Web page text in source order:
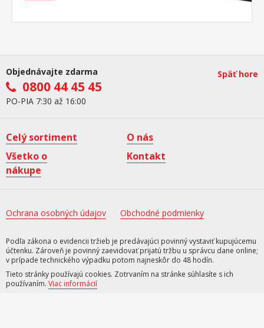
Objednávajte zdarma
0800 44 45 45
PO-PIA 7:30 až 16:00
Späť hore
Celý sortiment
O nás
Všetko o
nákupe
Kontakt
Ochrana osobných údajov Obchodné podmienky
Podľa zákona o evidencii tržieb je predávajúci povinný vystaviť kupujúcemu
účtenku. Zároveň je povinný zaevidovať prijatú tržbu u správcu dane online;
v prípade technického výpadku potom najneskôr do 48 hodín.
Tieto stránky používajú cookies. Zotrvaním na stránke súhlasíte s ich
používaním. Viac informácií